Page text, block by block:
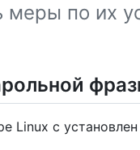
меры по их
Linux с